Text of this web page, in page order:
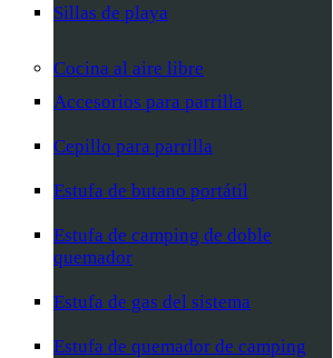
Sillas de playa
Cocina al aire libre
Accesorios para parrilla
Cepillo para parrilla
Estufa de butano portátil
Estufa de camping de doble
quemador
Estufa de gas del sistema
Estufa de quemador de camping